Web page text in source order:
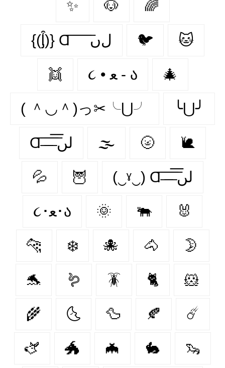
✨ 🐶 🌈
{(ᶅ͒)} Ɑ͞ ͞ ͞ ͞ ͞ ﻝﮞ 🐦‍ 🐱
👯‍ ૮ • ﻌ - ა 🎄
( ＾◡＾)っ✂╰⋃╯ ╰⋃╯
Ɑ͞ ̶͞ ̶͞ ̶͞ لں͞ 🌫️ 🌝 🐌
💦 🦉 (‿ˠ‿) Ɑ͞ ̶͞ ̶͞ ̶͞ لں͞
૮･ﻌ･ა 🌞 🐃 🐰
🐆 ❄️ 🐙 🐴 🌛
🐬 🪱 🪳 🐈 🐹
🌾 🌜 🦆 🍂 ☄️
🫏 🐲 🦇 🐇 🦦